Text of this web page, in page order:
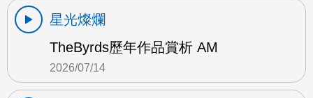
星光燦爛
TheByrds歷年作品賞析 AM
2026/07/14